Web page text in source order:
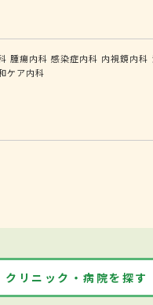
腫瘍内科 感染症内科 内視鏡内科
ケア内科
クリニック・病院を探す